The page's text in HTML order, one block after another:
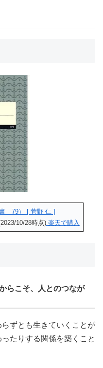
79） [ 菅野 仁 ]
10/28時点)楽天で購入
らこそ、人とのつなが
ずとも生きていくことが
たりする関係を築くこと